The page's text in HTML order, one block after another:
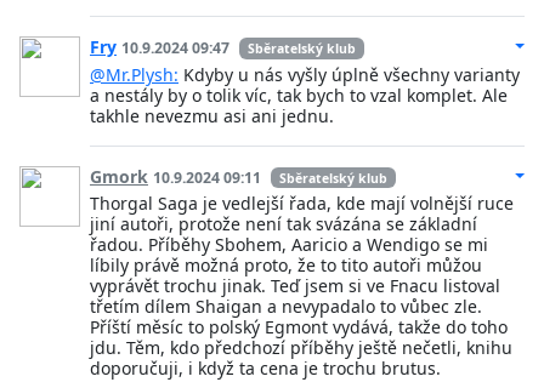
Fry 10.9.2024 09:47 Sběratelský klub
@Mr.Plysh: Kdyby u nás vyšly úplně všechny varianty
a nestály by o tolik víc, tak bych to vzal komplet. Ale
takhle nevezmu asi ani jednu.
Gmork 10.9.2024 09:11 Sběratelský klub
Thorgal Saga je vedlejší řada, kde mají volnější ruce
jiní autoři, protože není tak svázána se základní
řadou. Příběhy Sbohem, Aaricio a Wendigo se mi
líbily právě možná proto, že to tito autoři můžou
vyprávět trochu jinak. Teď jsem si ve Fnacu listoval
třetím dílem Shaigan a nevypadalo to vůbec zle.
Příští měsíc to polský Egmont vydává, takže do toho
jdu. Těm, kdo předchozí příběhy ještě nečetli, knihu
doporučuji, i když ta cena je trochu brutus.